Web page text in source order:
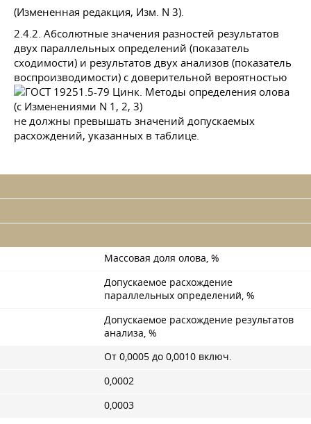
(Измененная редакция, Изм. N 3).
2.4.2. Абсолютные значения разностей результатов
двух параллельных определений (показатель
сходимости) и результатов двух анализов (показатель
воспроизводимости) с доверительной вероятностью
не должны превышать значений допускаемых
расхождений, указанных в таблице.
Массовая доля олова, %
Допускаемое расхождение
параллельных определений, %
Допускаемое расхождение результатов
анализа, %
От 0,0005 до 0,0010 включ.
0,0002
0,0003